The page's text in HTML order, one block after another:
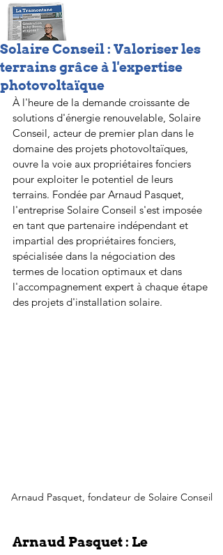
Solaire Conseil : Valoriser les
terrains grâce à l'expertise
photovoltaïque
À l'heure de la demande croissante de
solutions d'énergie renouvelable, Solaire
Conseil, acteur de premier plan dans le
domaine des projets photovoltaïques,
ouvre la voie aux propriétaires fonciers
pour exploiter le potentiel de leurs
terrains. Fondée par Arnaud Pasquet,
l'entreprise Solaire Conseil s'est imposée
en tant que partenaire indépendant et
impartial des propriétaires fonciers,
spécialisée dans la négociation des
termes de location optimaux et dans
l'accompagnement expert à chaque étape
des projets d'installation solaire.
Arnaud Pasquet, fondateur de Solaire Conseil
Arnaud Pasquet : Le